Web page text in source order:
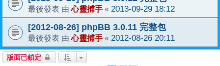
最後發表 由心靈捕手 « 2013-09-29 18:12
[2012-08-26] phpBB 3.0.11 完整包
最後發表 由心靈捕手 « 2012-08-26 20:11
版面已鎖定